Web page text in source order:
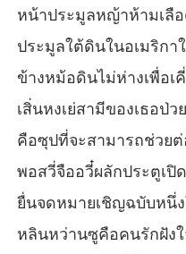
แม่ของเธอเป็นตำนานในวง
ส่วนพ่อของเธอคือผู้นำที่มีอิท
เมื่อเธอไปต้อนรับพ่อกลับมา
เธอตัดสินใจหย่าร้างและไป
การต้อนรับนั้นกลายเป็นเรื่
บครัวมาเฟียต่างมาร่วมงาน
หน้าประมูลหญ้าห้ามเลือ
ประมูลใต้ดินในอเมริกา
ข้างหม้อดินไม่ห่างเพื่อเ
เสิ่นหงเย่สามีของเธอ
คือซุปที่จะสามารถช่วยต่
พอสวี่จืออวี๋ผลักประตูเปิ
ยื่นจดหมายเชิญฉบับหนึ่
หลินหว่านซูคือคนรักฝังใ